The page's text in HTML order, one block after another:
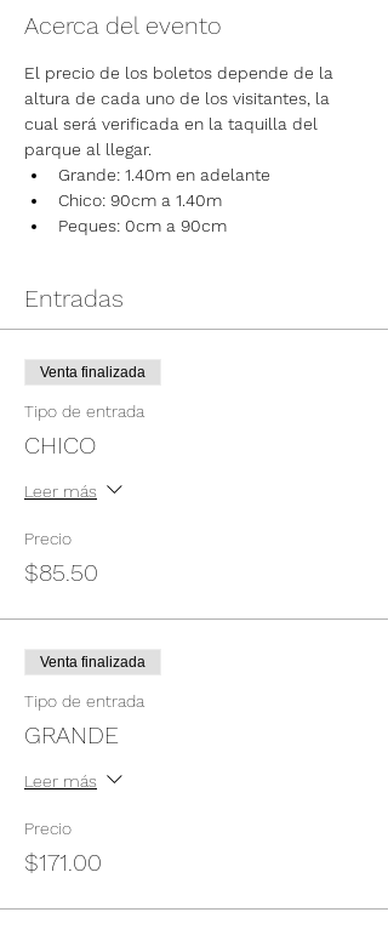
Acerca del evento
El precio de los boletos depende de la
altura de cada uno de los visitantes, la
cual será verificada en la taquilla del
parque al llegar.
Grande: 1.40m en adelante
Chico: 90cm a 1.40m
Peques: 0cm a 90cm
Entradas
Venta finalizada
Tipo de entrada
CHICO
Leer más
Precio
$85.50
Venta finalizada
Tipo de entrada
GRANDE
Leer más
Precio
$171.00